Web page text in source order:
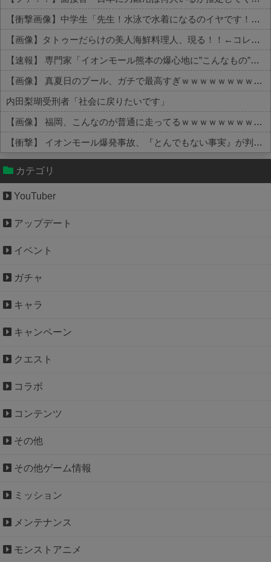
【衝撃画像】中学生「先生！水泳で水着になるのイヤです！」先生「分かった」→結果まさかの『こう』なってしまうw w w w w w w
【画像】タトゥーだらけの美人海鮮料理人、現る！！←コレはセクシー過ぎてワイらにブッ刺さりまくりw w w w w w w w w
【速報】 専門家「イオンモール熊本の爆心地に”こんなもの”があったんだけど…」
【画像】 真夏日のプール、ガチで最高すぎｗｗｗｗｗｗｗｗｗｗ
内田梨瑚受刑者「社会に戻りたいです」
【画像】 福岡、こんなのが普通に走ってるｗｗｗｗｗｗｗｗｗｗｗｗｗｗｗｗ
【衝撃】 イオンモール爆発事故、『とんでもない事実』が判明してしまう・・・・・・
Powered by livedoor 相互RSS
カテゴリ
YouTuber
アップデート
イベント
ガチャ
キャラ
キャンペーン
クエスト
コラボ
コンテンツ
その他
その他ゲーム情報
ミッション
メンテナンス
モンストアニメ